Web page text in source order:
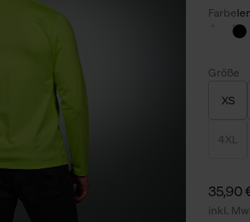
Farbe
Größe
XS
4XL
35,90
inkl.